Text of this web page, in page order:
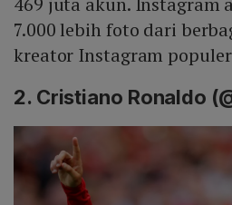
7.000 lebih foto dari
kreator Instagram
2. Cristiano Ronaldo